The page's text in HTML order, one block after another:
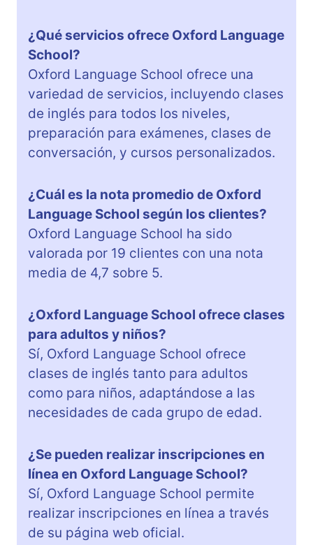
¿Qué servicios ofrece Oxford Language
School?
Oxford Language School ofrece una
variedad de servicios, incluyendo clases
de inglés para todos los niveles,
preparación para exámenes, clases de
conversación, y cursos personalizados.
¿Cuál es la nota promedio de Oxford
Language School según los clientes?
Oxford Language School ha sido
valorada por 19 clientes con una nota
media de 4,7 sobre 5.
¿Oxford Language School ofrece clases
para adultos y niños?
Sí, Oxford Language School ofrece
clases de inglés tanto para adultos
como para niños, adaptándose a las
necesidades de cada grupo de edad.
¿Se pueden realizar inscripciones en
línea en Oxford Language School?
Sí, Oxford Language School permite
realizar inscripciones en línea a través
de su página web oficial.